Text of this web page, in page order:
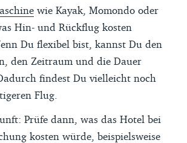
wie Kayak, Momondo oder
Hin- und Rückflug kosten
Du flexibel bist, kannst Du den
den Zeitraum und die Dauer
findest Du vielleicht noch
Flug.
Prüfe dann, was das Hotel bei
kosten würde, beispielsweise